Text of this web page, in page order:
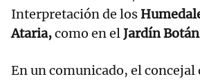
Interpretación de los
Ataria,como en elJardín
En un comunicado, el concejal